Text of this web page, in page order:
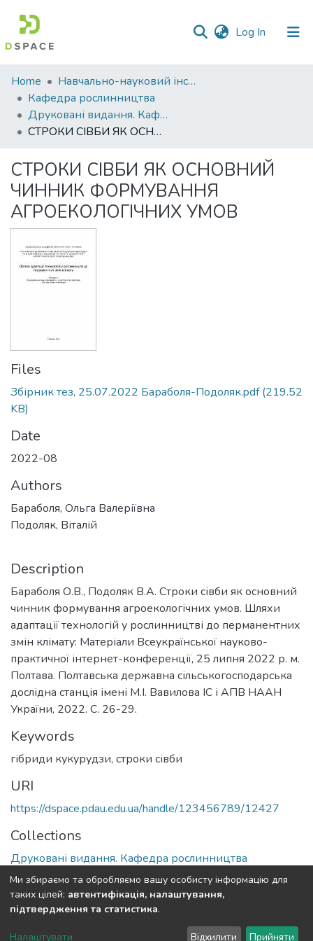
Log In (current)
Communities
&
Collections
All of DSpace
Statistics
Home
Навчально-науковий інститут агротехнологій, селекції та екології
Кафедра рослинництва
Друковані видання. Кафедра рослинництва
СТРОКИ СІВБИ ЯК ОСНОВНИЙ ЧИННИК ФОРМУВАННЯ АГРОЕКОЛОГІЧНИХ УМОВ
СТРОКИ СІВБИ ЯК ОСНОВНИЙ
ЧИННИК ФОРМУВАННЯ
АГРОЕКОЛОГІЧНИХ УМОВ
Files
Збірник тез, 25.07.2022 Бараболя-Подоляк.pdf(219.52
KB)
Date
2022-08
Authors
Бараболя, Ольга Валеріївна
Подоляк, Віталій
Description
Бараболя О.В., Подоляк В.А. Строки сівби як основний
чинник формування агроекологічних умов. Шляхи
адаптації технологій у рослинництві до перманентних
змін клімату: Матеріали Всеукраїнської науково-
практичної інтернет-конференції, 25 липня 2022 р. м.
Полтава. Полтавська державна сільськогосподарська
дослідна станція імені М.І. Вавилова ІС і АПВ НААН
України, 2022. С. 26-29.
Keywords
гібриди кукурудзи, строки сівби
URI
https://dspace.pdau.edu.ua/handle/123456789/12427
Collections
Друковані видання. Кафедра рослинництва
Full item page
DSpace software copyright © 2002-2026 LYRASIS
Ми збираємо та обробляємо вашу особисту інформацію для
таких цілей: автентифікація, налаштування,
підтвердження та статистика.
Налаштувати Відхилити Прийняти